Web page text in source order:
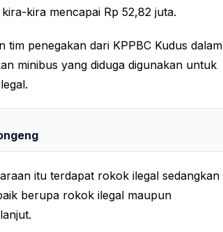
kira mencapai Rp 52,82 juta.
penegakan dari KPPBC Kudus dalam
minibus yang diduga digunakan untuk
itu terdapat rokok ilegal sedangkan
berupa rokok ilegal maupun